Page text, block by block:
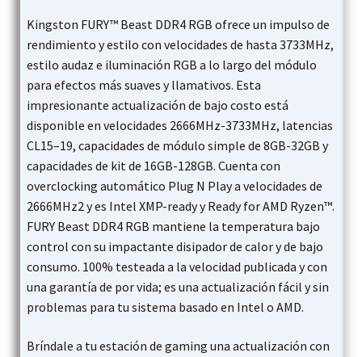
Kingston FURY™ Beast DDR4 RGB ofrece un impulso de
rendimiento y estilo con velocidades de hasta 3733MHz,
estilo audaz e iluminación RGB a lo largo del módulo
para efectos más suaves y llamativos. Esta
impresionante actualización de bajo costo está
disponible en velocidades 2666MHz-3733MHz, latencias
CL15–19, capacidades de módulo simple de 8GB-32GB y
capacidades de kit de 16GB-128GB. Cuenta con
overclocking automático Plug N Play a velocidades de
2666MHz2 y es Intel XMP-ready y Ready for AMD Ryzen™.
FURY Beast DDR4 RGB mantiene la temperatura bajo
control con su impactante disipador de calor y de bajo
consumo. 100% testeada a la velocidad publicada y con
una garantía de por vida; es una actualización fácil y sin
problemas para tu sistema basado en Intel o AMD.
Bríndale a tu estación de gaming una actualización con